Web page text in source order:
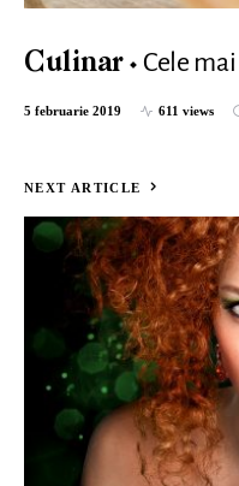
Culinar Cele
5 februarie 2019 611 views
NEXT ARTICLE